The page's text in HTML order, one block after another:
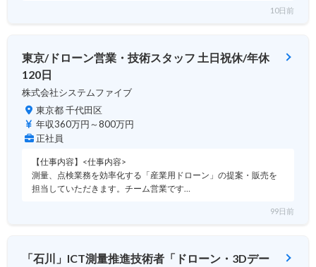
10日前
東京/ドローン営業・技術スタッフ 土日祝休/年休
120日
株式会社システムファイブ
東京都 千代田区
年収360万円～800万円
正社員
【仕事内容】<仕事内容>
測量、点検業務を効率化する「産業用ドローン」の提案・販売を
担当していただきます。チーム営業です…
99日前
「石川」ICT測量推進技術者「ドローン・3Dデー